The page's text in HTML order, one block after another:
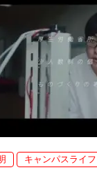
キャンパスライフ